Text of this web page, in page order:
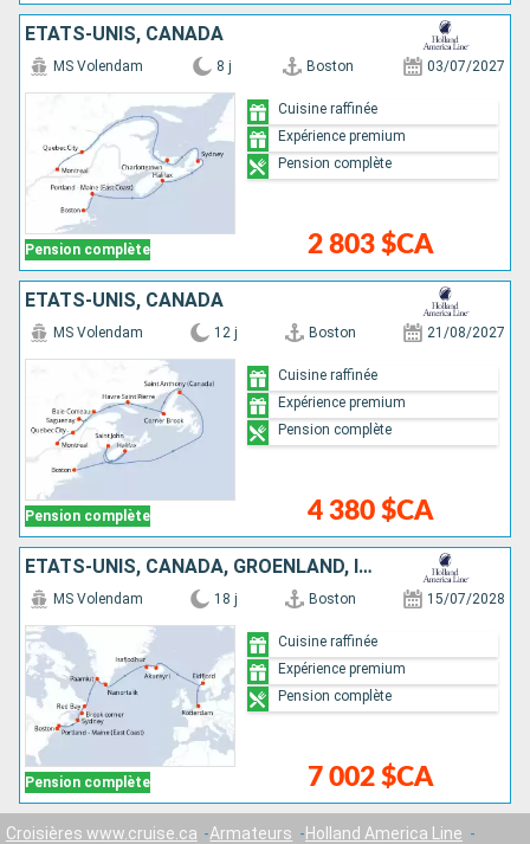
ÉTATS-UNIS, CANADA
Pension complète
MS Volendam 8 j Boston 03/07/2027
2 803 $CA
Cuisine raffinée
Expérience premium
Pension complète
ÉTATS-UNIS, CANADA
Pension complète
MS Volendam 12 j Boston 21/08/2027
4 380 $CA
Cuisine raffinée
Expérience premium
Pension complète
ÉTATS-UNIS, CANADA, GRÖENLAND, ISLANDE, NORVÈGE, PAYS-BAS
Pension complète
MS Volendam 18 j Boston 15/07/2028
7 002 $CA
Cuisine raffinée
Expérience premium
Pension complète
Croisières www.cruise.ca Armateurs
Holland America Line